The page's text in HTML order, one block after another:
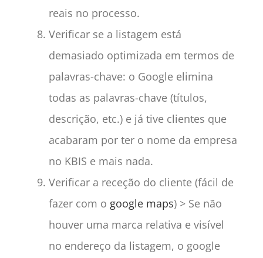
reais no processo.
Verificar se a listagem está
demasiado optimizada em termos de
palavras-chave: o Google elimina
todas as palavras-chave (títulos,
descrição, etc.) e já tive clientes que
acabaram por ter o nome da empresa
no KBIS e mais nada.
Verificar a receção do cliente (fácil de
fazer com o google maps) > Se não
houver uma marca relativa e visível
no endereço da listagem, o google